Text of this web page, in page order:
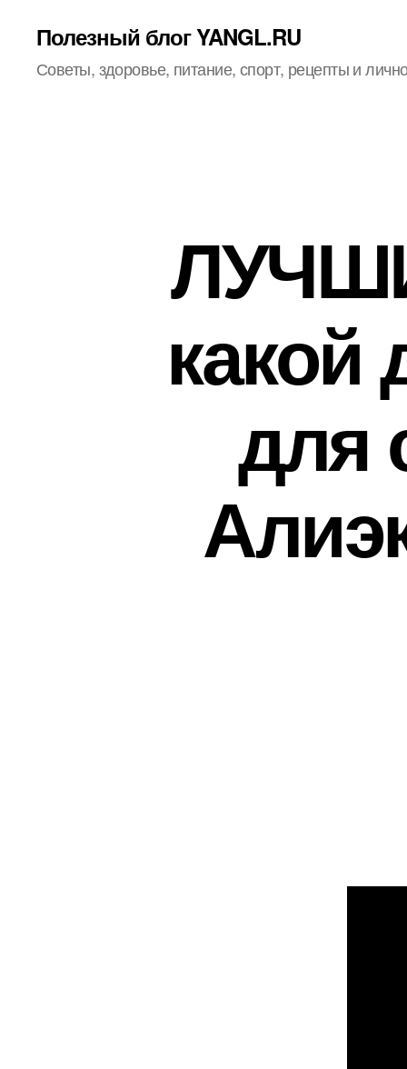
Полезный блог YANGL.RU
Советы, здоровье, питание, спорт, рецепты и
какой
для